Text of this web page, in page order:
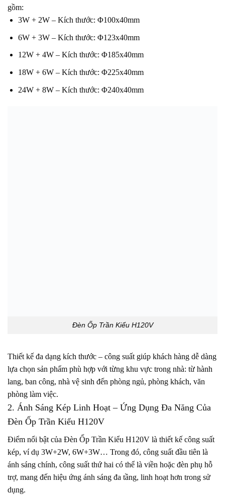
gồm:
3W + 2W – Kích thước: Φ100x40mm
6W + 3W – Kích thước: Φ123x40mm
12W + 4W – Kích thước: Φ185x40mm
18W + 6W – Kích thước: Φ225x40mm
24W + 8W – Kích thước: Φ240x40mm
Đèn Ốp Trần Kiểu H120V
Thiết kế đa dạng kích thước – công suất giúp khách hàng dễ dàng
lựa chọn sản phẩm phù hợp với từng khu vực trong nhà: từ hành
lang, ban công, nhà vệ sinh đến phòng ngủ, phòng khách, văn
phòng làm việc.
2. Ánh Sáng Kép Linh Hoạt – Ứng Dụng Đa Năng Của
Đèn Ốp Trần Kiểu H120V
Điểm nổi bật của Đèn Ốp Trần Kiểu H120V là thiết kế công suất
kép, ví dụ 3W+2W, 6W+3W… Trong đó, công suất đầu tiên là
ánh sáng chính, công suất thứ hai có thể là viền hoặc đèn phụ hỗ
trợ, mang đến hiệu ứng ánh sáng đa tầng, linh hoạt hơn trong sử
dụng.